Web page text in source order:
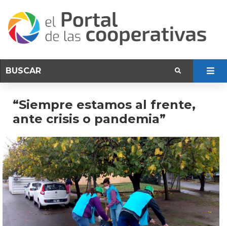
“Siempre estamos al frente,
ante crisis o pandemia”